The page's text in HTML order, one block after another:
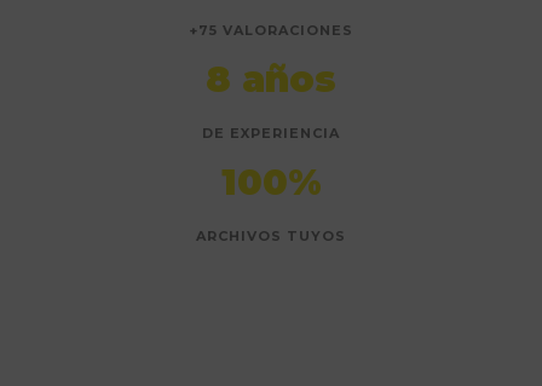
+75 VALORACIONES
8 años
DE EXPERIENCIA
100%
ARCHIVOS TUYOS